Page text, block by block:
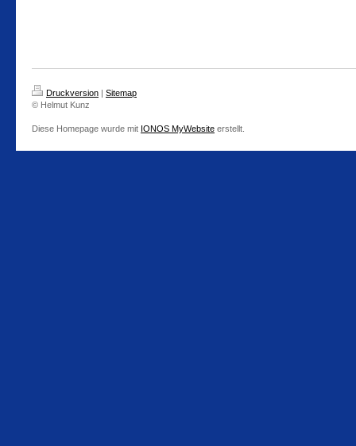
Druckversion | Sitemap
© Helmut Kunz
Diese Homepage wurde mit IONOS MyWebsite erstellt.